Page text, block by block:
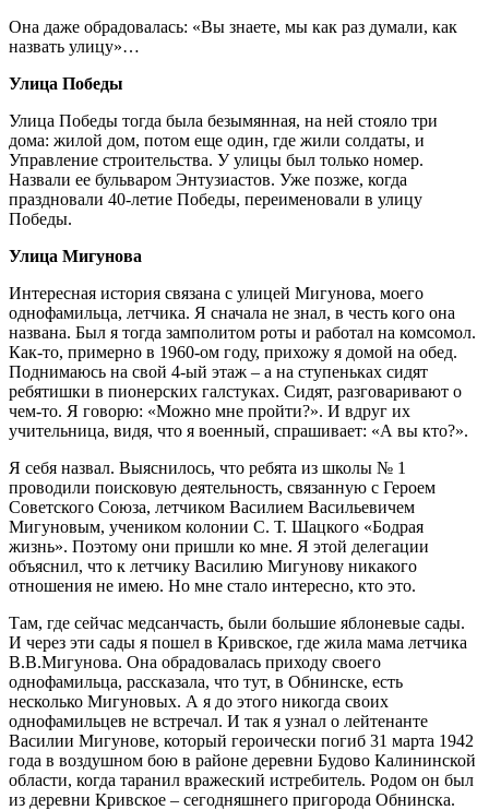
Она даже обрадовалась: «Вы знаете, мы как раз думали, как
назвать улицу»…
Улица Победы
Улица Победы тогда была безымянная, на ней стояло три
дома: жилой дом, потом еще один, где жили солдаты, и
Управление строительства. У улицы был только номер.
Назвали ее бульваром Энтузиастов. Уже позже, когда
праздновали 40-летие Победы, переименовали в улицу
Победы.
Улица Мигунова
Интересная история связана с улицей Мигунова, моего
однофамильца, летчика. Я сначала не знал, в честь кого она
названа. Был я тогда замполитом роты и работал на комсомол.
Как-то, примерно в 1960-ом году, прихожу я домой на обед.
Поднимаюсь на свой 4-ый этаж – а на ступеньках сидят
ребятишки в пионерских галстуках. Сидят, разговаривают о
чем-то. Я говорю: «Можно мне пройти?». И вдруг их
учительница, видя, что я военный, спрашивает: «А вы кто?».
Я себя назвал. Выяснилось, что ребята из школы № 1
проводили поисковую деятельность, связанную с Героем
Советского Союза, летчиком Василием Васильевичем
Мигуновым, учеником колонии С. Т. Шацкого «Бодрая
жизнь». Поэтому они пришли ко мне. Я этой делегации
объяснил, что к летчику Василию Мигунову никакого
отношения не имею. Но мне стало интересно, кто это.
Там, где сейчас медсанчасть, были большие яблоневые сады.
И через эти сады я пошел в Кривское, где жила мама летчика
В.В.Мигунова. Она обрадовалась приходу своего
однофамильца, рассказала, что тут, в Обнинске, есть
несколько Мигуновых. А я до этого никогда своих
однофамильцев не встречал. И так я узнал о лейтенанте
Василии Мигунове, который героически погиб 31 марта 1942
года в воздушном бою в районе деревни Будово Калининской
области, когда таранил вражеский истребитель. Родом он был
из деревни Кривское – сегодняшнего пригорода Обнинска.